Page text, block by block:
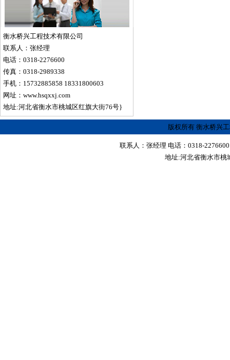
衡水桥兴工程技术有限公司
联系人：张经理
电话：0318-2276600
传真：0318-2989338
手机：15732885858 18331800603
网址：www.hsqxxj.com
地址:河北省衡水市桃城区红旗大街76号}
版权所有 衡水桥兴
联系人：张经理 电话：0318-
地址:河北省衡水市桃